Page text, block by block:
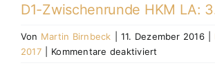
D1-Zwischenrunde HKM LA:
Von Martin Birnbeck 11. Dezember 2016
2017
Kommentare deaktiviert